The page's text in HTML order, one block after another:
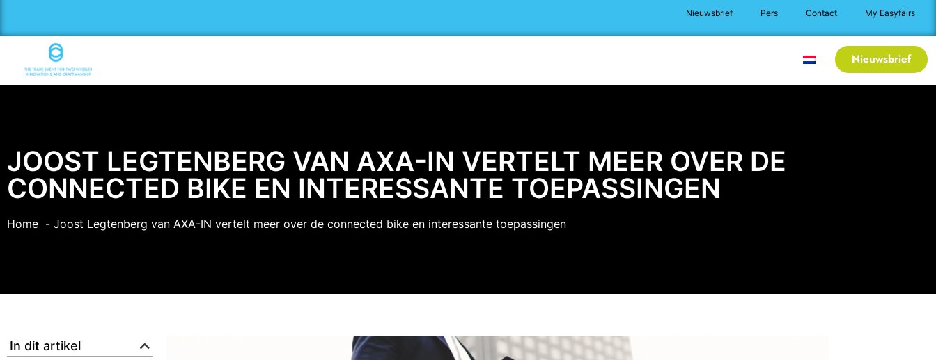
Nieuwsbrief Pers Contact My Easyfairs
Nieuwsbrief
JOOST LEGTENBERG VAN AXA-IN VERTELT MEER OVER DE
CONNECTED BIKE EN INTERESSANTE TOEPASSINGEN
Home Joost Legtenberg van AXA-IN vertelt meer over de connected bike en interessante toepassingen
In dit artikel